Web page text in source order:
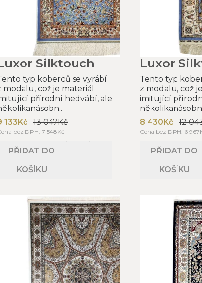
Silktouch
typ koberců se vyrábí
modalu, což je materiál
přírodní hedvábí, ale
133Kč
13 047Kč
bez DPH: 7 548Kč
PŘIDAT DO
KOŠÍKU
Luxor
Tento typ
z modalu, což
imitující
8 430Kč
12
Cena bez DPH: 6
PŘIDAT DO
KOŠÍKU